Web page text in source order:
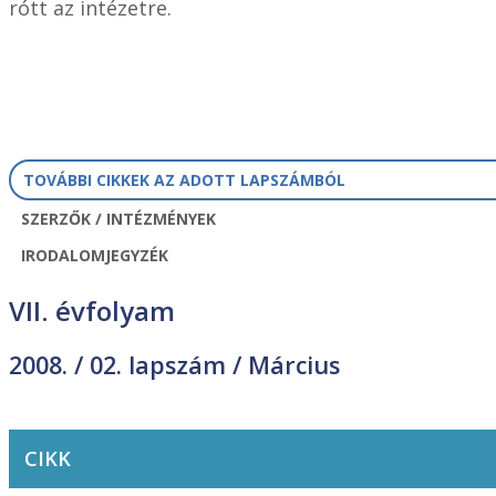
rótt az intézetre.
TOVÁBBI CIKKEK AZ ADOTT LAPSZÁMBÓL
SZERZŐK / INTÉZMÉNYEK
IRODALOMJEGYZÉK
VII. évfolyam
2008. / 02. lapszám / Március
CIKK